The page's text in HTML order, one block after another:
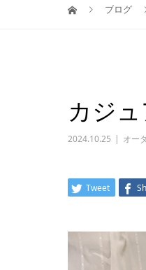
ブログ
カジ
2024.10.25 オー
Tweet